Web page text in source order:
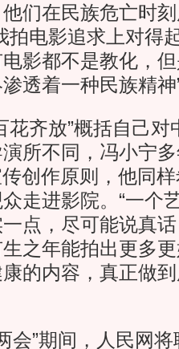
们在民族危亡时
拍电影追求上对得
影都不是教化，
透着一种民族精
齐放”概括自己对
所不同，冯小宁
传创作原则，他同
走进影院。“一个
点，尽可能说真
之年能拍出更多
的内容，真正做
”期间，人民网将